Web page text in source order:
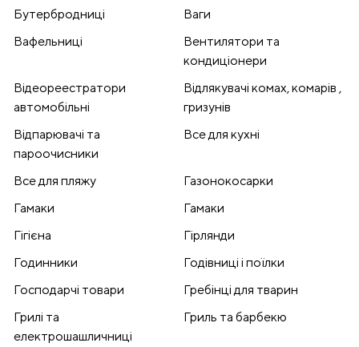
Бутербродниці
Ваги
Вафельниці
Вентилятори та
кондиціонери
Відеореестратори
автомобільні
Відлякувачі комах, комарів ,
гризунів
Відпарювачі та
пароочисники
Все для кухні
Все для пляжу
Газонокосарки
Гамаки
Гамаки
Гігієна
Гірлянди
Годинники
Годівниці і поїлки
Господарчі товари
Гребінці для тварин
Грилі та
електрошашличниці
Гриль та барбекю